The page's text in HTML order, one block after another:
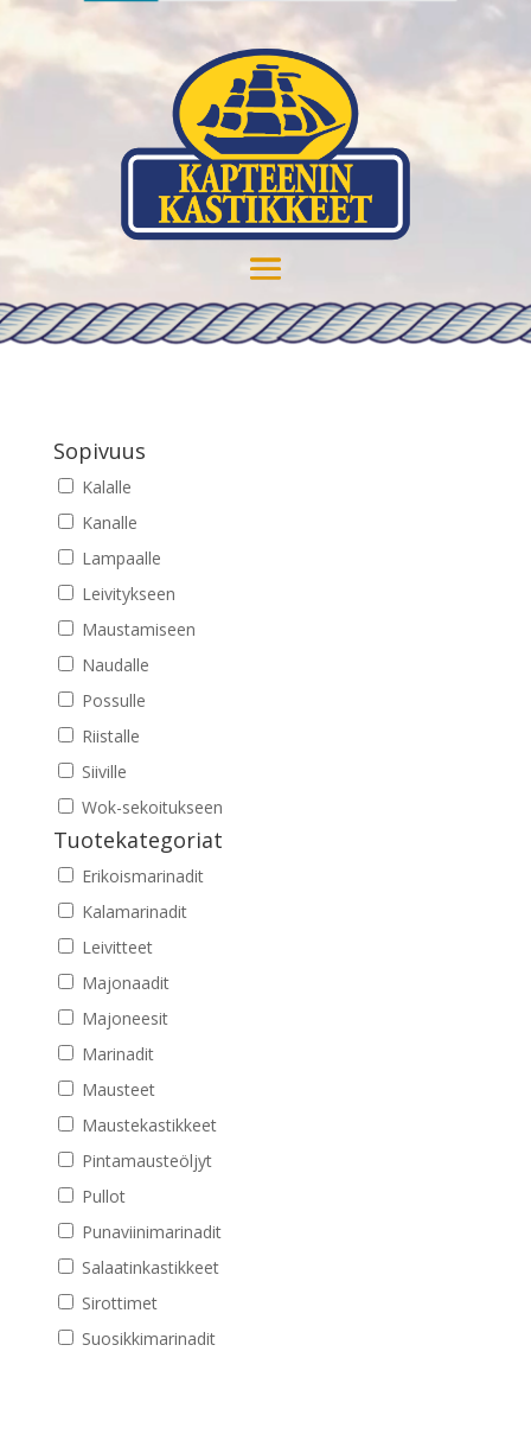
Sopivuus
Kalalle
Kanalle
Lampaalle
Leivitykseen
Maustamiseen
Naudalle
Possulle
Riistalle
Siiville
Wok-sekoitukseen
Tuotekategoriat
Erikoismarinadit
Kalamarinadit
Leivitteet
Majonaadit
Majoneesit
Marinadit
Mausteet
Maustekastikkeet
Pintamausteöljyt
Pullot
Punaviinimarinadit
Salaatinkastikkeet
Sirottimet
Suosikkimarinadit